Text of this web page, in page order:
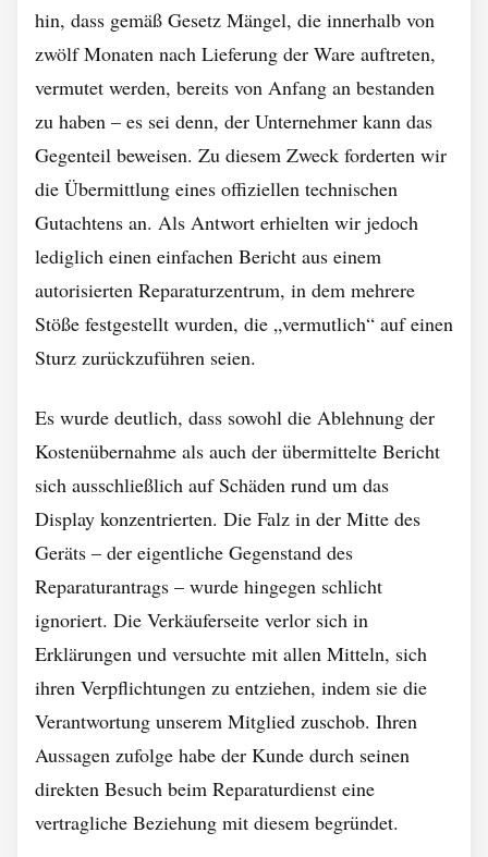
hin, dass gemäß Gesetz Mängel, die innerhalb von
zwölf Monaten nach Lieferung der Ware auftreten,
vermutet werden, bereits von Anfang an bestanden
zu haben – es sei denn, der Unternehmer kann das
Gegenteil beweisen. Zu diesem Zweck forderten wir
die Übermittlung eines offiziellen technischen
Gutachtens an. Als Antwort erhielten wir jedoch
lediglich einen einfachen Bericht aus einem
autorisierten Reparaturzentrum, in dem mehrere
Stöße festgestellt wurden, die „vermutlich“ auf einen
Sturz zurückzuführen seien.
Es wurde deutlich, dass sowohl die Ablehnung der
Kostenübernahme als auch der übermittelte Bericht
sich ausschließlich auf Schäden rund um das
Display konzentrierten. Die Falz in der Mitte des
Geräts – der eigentliche Gegenstand des
Reparaturantrags – wurde hingegen schlicht
ignoriert. Die Verkäuferseite verlor sich in
Erklärungen und versuchte mit allen Mitteln, sich
ihren Verpflichtungen zu entziehen, indem sie die
Verantwortung unserem Mitglied zuschob. Ihren
Aussagen zufolge habe der Kunde durch seinen
direkten Besuch beim Reparaturdienst eine
vertragliche Beziehung mit diesem begründet.